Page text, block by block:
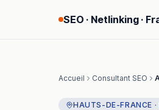
SEO · Netlinking ·
Accueil Consultant SEO
HAUTS-DE-FRANCE ·